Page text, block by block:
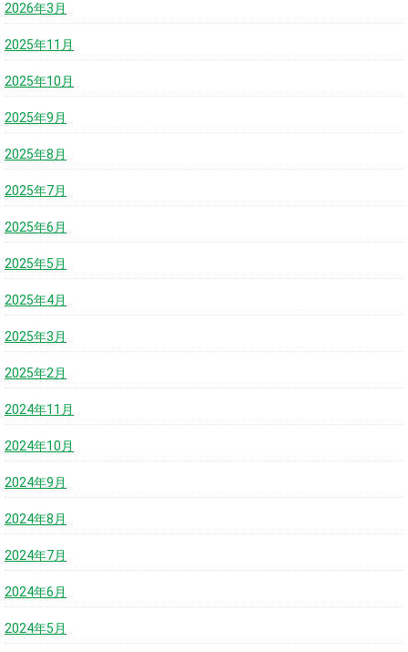
2026年3月
2025年11月
2025年10月
2025年9月
2025年8月
2025年7月
2025年6月
2025年5月
2025年4月
2025年3月
2025年2月
2024年11月
2024年10月
2024年9月
2024年8月
2024年7月
2024年6月
2024年5月